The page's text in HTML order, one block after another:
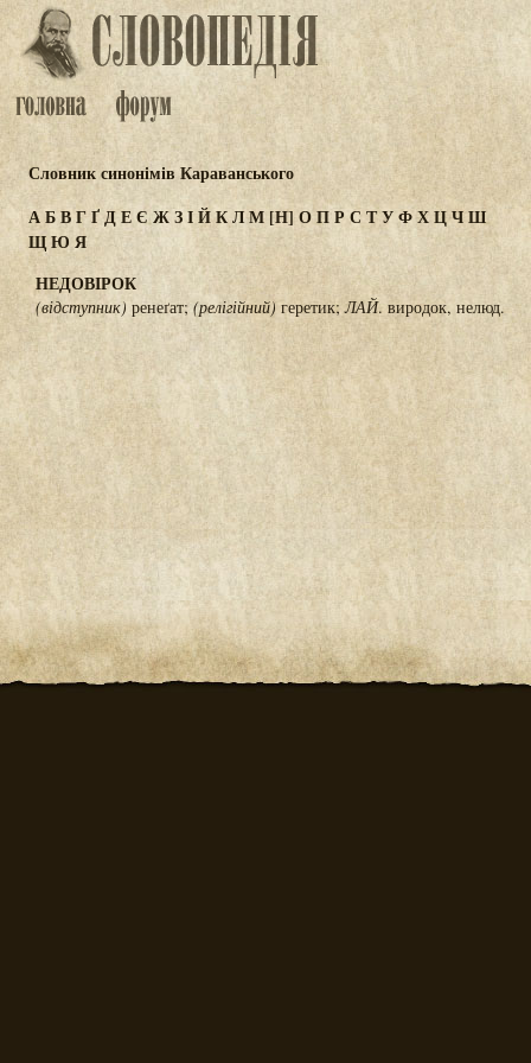
Словник синонімів Караванського
АБВГҐДЕЄ ЖЗІЙКЛМ [Н] ОПР С ТУФХЦЧШ
ЩЮ Я
НЕДОВІРОК
(відступник) ренеґат; (релігійний) геретик;ЛАЙ. виродок, нелюд.